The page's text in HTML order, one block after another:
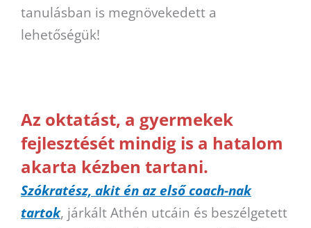
tanulásban is megnövekedett a
lehetőségük!
Az oktatást, a gyermekek
fejlesztését mindig is a hatalom
akarta kézben tartani.
Szókratész, akit én az első coach-nak
tartok, járkált Athén utcáin és beszélgetett